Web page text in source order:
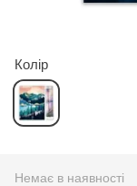
Колір
Немає в наявності